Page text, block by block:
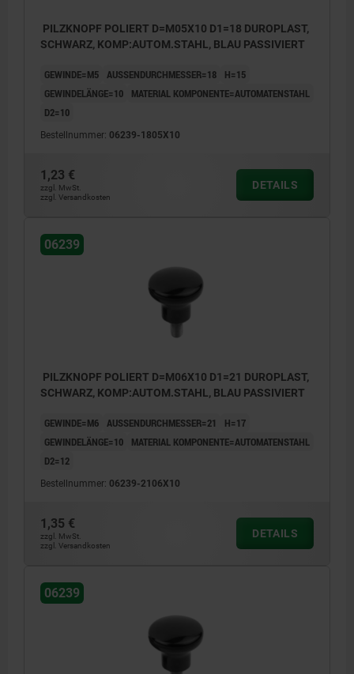
PILZKNOPF POLIERT D=M05X10 D1=18 DUROPLAST,
SCHWARZ, KOMP:AUTOM.STAHL, BLAU PASSIVIERT
GEWINDE=M5 AUSSENDURCHMESSER=18
H=15
GEWINDELÄNGE=10
MATERIAL KOMPONENTE=AUTOMATENSTAHL
D2=10
Bestellnummer: 06239-1805X10
1,23 €
zzgl. MwSt.
zzgl. Versandkosten
DETAILS
06239
PILZKNOPF POLIERT D=M06X10 D1=21 DUROPLAST,
SCHWARZ, KOMP:AUTOM.STAHL, BLAU PASSIVIERT
GEWINDE=M6 AUSSENDURCHMESSER=21
H=17
GEWINDELÄNGE=10
MATERIAL KOMPONENTE=AUTOMATENSTAHL
D2=12
Bestellnummer: 06239-2106X10
1,35 €
zzgl. MwSt.
zzgl. Versandkosten
DETAILS
06239